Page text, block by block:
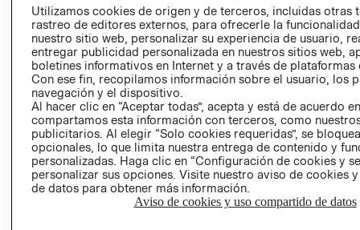
Y ÉTICA (INGLÉS)
PETICIONES
QUEJAS Y
RECLAMOS
Colombia ($)
CAMBIAR REGIÓN
Utilizamos cookies de origen y de terceros, incluidas otras
rastreo de editores externos, para ofrecerle la
nuestro sitio web, personalizar su experiencia de usuario,
entregar publicidad personalizada en nuestros sitios web,
boletines informativos en Internet y a través de plataformas
Con ese fin, recopilamos información sobre el usuario, los
navegación y el dispositivo.
Al hacer clic en “Aceptar todas”, acepta y está de acuerdo
compartamos esta información con terceros, como
publicitarios. Al elegir “Solo cookies requeridas”, se
opcionales, lo que limita nuestra entrega de contenido y
personalizadas. Haga clic en “Configuración de cookies y
personalizar sus opciones. Visite nuestro aviso de cookies
de datos para obtener más información.
Aviso de cookies y uso compartido de datos